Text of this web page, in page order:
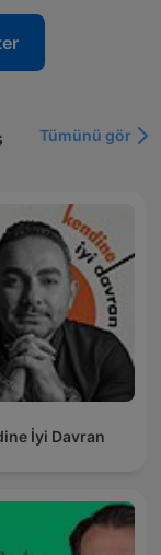
Tümünü gör
İyi Davran